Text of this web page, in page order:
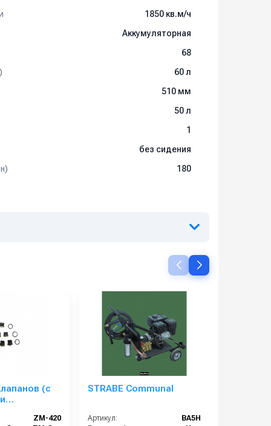
1850 кв.м/ч
Аккумуляторная
68
60 л
510 мм
50 л
1
без сидения
180
(с
ZM-420
STRABE Communal
Артикул:
BA5H